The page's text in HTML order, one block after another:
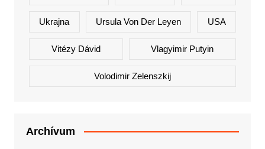
Ukrajna Ursula Von Der Leyen USA
Vitézy Dávid Vlagyimir Putyin
Volodimir Zelenszkij
Archívum